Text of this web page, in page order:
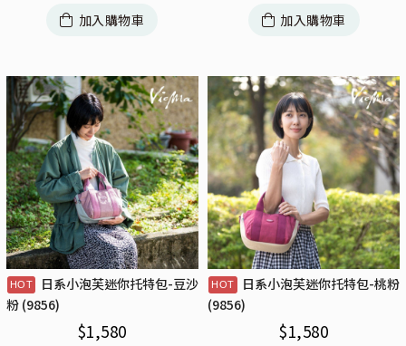
加入購物車 加入購物車
日系小泡芙迷你托特包-豆沙
粉 (9856)
$1,580
日系小泡芙迷你托特包-桃粉
(9856)
$1,580